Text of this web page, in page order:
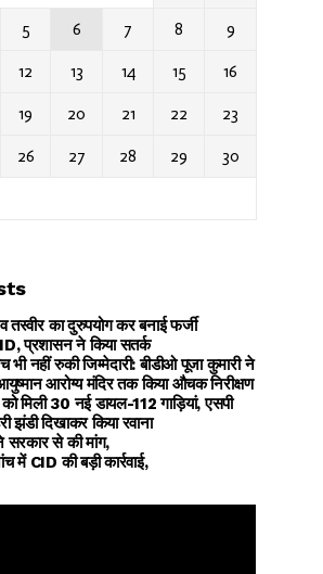
5 6 7 8 9
12 13 14 15 16
19 20 21 22 23
26 27 28 29 30
तस्वीर का दुरुपयोग कर बनाई फर्जी
प्रशासन ने किया सतर्क
भी नहीं रुकी जिम्मेदारी: बीडीओ पूजा कुमारी ने
आरोग्य मंदिर तक किया औचक निरीक्षण
को मिली 30 नई डायल-112 गाड़ियां, एसपी
झंडी दिखाकर किया रवाना
से की मांग,
में CID की बड़ी कार्रवाई,